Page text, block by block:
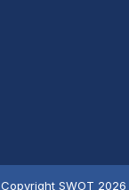
Copyright SWOT 2026